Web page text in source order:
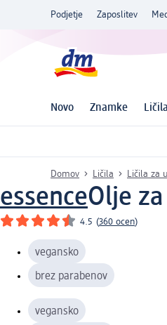
Podjetje Zaposlitev
Novo Znamke Ličila
Domov Ličila Ličila za
essenceOlje
4.5 (360 ocen)
vegansko
brez parabenov
vegansko